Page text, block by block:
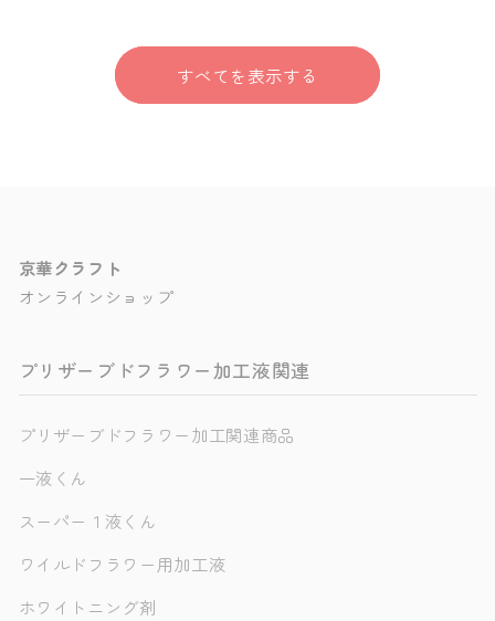
すべてを表示する
京華クラフト
オンラインショップ
プリザーブドフラワー加工液関連
プリザーブドフラワー加工関連商品
一液くん
スーパー１液くん
ワイルドフラワー用加工液
ホワイトニング剤